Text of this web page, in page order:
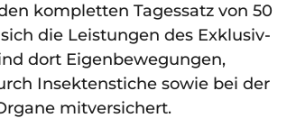
kompletten Tagessatz von 50
die Leistungen des Exklusiv-
dort Eigenbewegungen,
Insektenstiche sowie bei der
mitversichert.